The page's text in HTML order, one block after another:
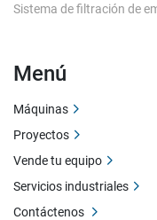
Sistema de filtración de
Menú
Máquinas
Proyectos
Vende tu equipo
Servicios industriales
Contáctenos